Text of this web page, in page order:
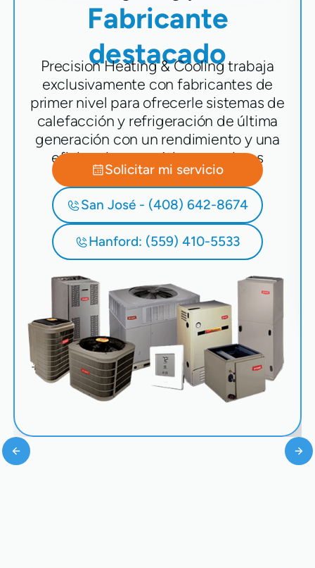
Fabricante
destacado
Precision Heating & Cooling trabaja
exclusivamente con fabricantes de
primer nivel para ofrecerle sistemas de
calefacción y refrigeración de última
generación con un rendimiento y una
eficiencia energética superiores
Solicitar mi servicio
San José - (408) 642-8674
Hanford: (559) 410-5533